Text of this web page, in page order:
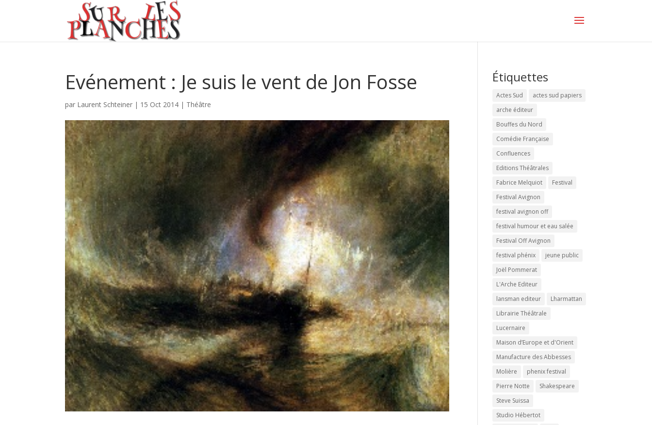
Evénement : Je suis le vent de Jon Fosse
par Laurent Schteiner | 15 Oct 2014 | Théâtre
Étiquettes
Actes Sud
actes sud papiers
arche éditeur
Bouffes du Nord
Comédie Française
Confluences
Editions Théâtrales
Fabrice Melquiot
Festival
Festival Avignon
festival avignon off
festival humour et eau salée
Festival Off Avignon
festival phénix
jeune public
Joël Pommerat
L'Arche Editeur
lansman editeur
Lharmattan
Librairie Théâtrale
Lucernaire
Maison d’Europe et d'Orient
Manufacture des Abbesses
Molière
phenix festival
Pierre Notte
Shakespeare
Steve Suissa
Studio Hébertot